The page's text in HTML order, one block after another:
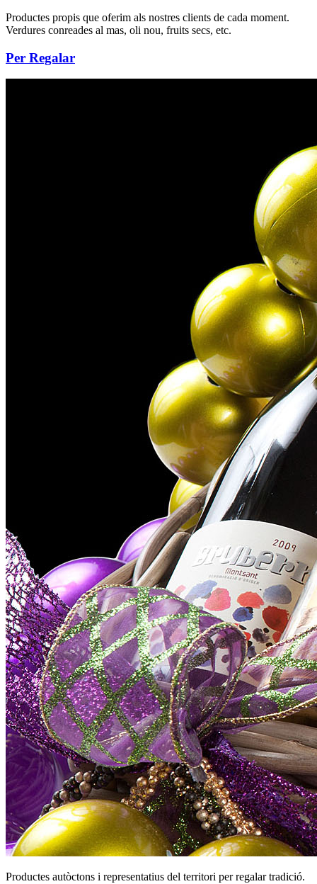
Productes propis que oferim als nostres clients de cada moment.
Verdures conreades al mas, oli nou, fruits secs, etc.
Per Regalar
Productes autòctons i representatius del territori per regalar tradició.